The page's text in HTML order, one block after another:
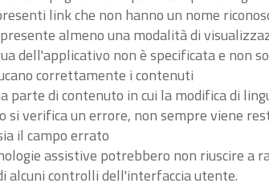
link che non hanno un nome
almeno una modalità di
dell'applicativo non è specificata e non
correttamente i contenuti
parte di contenuto in cui la modifica di
si verifica un errore, non sempre viene
il campo errato
assistive potrebbero non riuscire
alcuni controlli dell'interfaccia utente.